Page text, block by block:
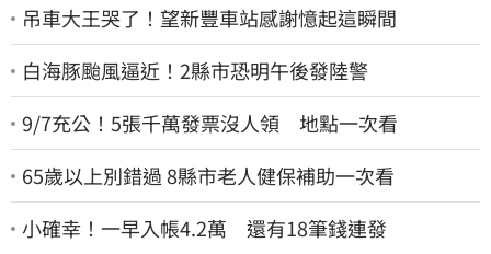
吊車大王哭了！望新豐車站感謝憶起這瞬間
白海豚颱風逼近！2縣市恐明午後發陸警
9/7充公！5張千萬發票沒人領 地點一次看
65歲以上別錯過 8縣市老人健保補助一次看
小確幸！一早入帳4.2萬 還有18筆錢連發